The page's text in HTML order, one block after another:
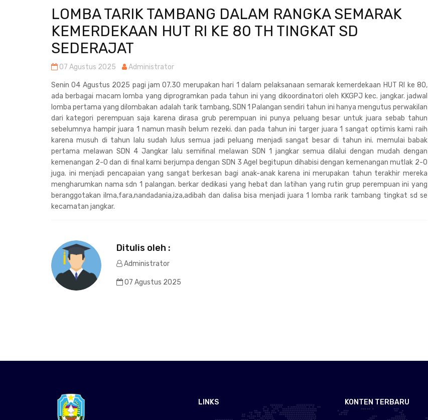
LOMBA TARIK TAMBANG DALAM RANGKA SEMARAK
KEMERDEKAAN HUT RI KE 80 TH TINGKAT SD
SEDERAJAT
07 Agustus 2025 Administrator
Senin 04 Agustus 2025 pagi jam 07.30 merupakan hari 1 dalam pelaksanaan semarak kemerdekaan HUT RI ke 80,
ada berbagai macam lomba yang diprogramkan pada tahun ini yang dikoordinatori oleh KKGPJ kec. jangkar. jadwal
lomba pertama yang dilombakan adalah tarik tambang, SDN 1 Palangan sendiri tahun ini hanya mengutus perwakilan
dari kategori perempuan saja karena dirasa grub perempuan ini punya peluang besar untuk juara sebab tahun
sebelumnya hampir juara 1 namun masih belum rezeki. dan pada tahun ini targer juara 1 sangat optimis kami raih
karena musuh di tahun lalu sudah lulus semua jadi peluang menjadi sangat besar di tahun ini. memulai babak
pertama melawan SDN 4 Jangkar lalu semifinal melawan SDN 1 jangkar semua dilalui dengan mudah dengan
kemenangan 2-0 dan di final kami berjumpa dengan SDN 3 Agel begitupun dihabisi dengan kemenangan mutlak 2-0
juga. ini menjadi pencapaian yang sangat berkesan bagi anak-anak karena ini merupakan tahun terakhir mereka
mengharumkan nama sdn 1 palangan. berkar dedikasi yang hebat dan latihan yang rutin grup perempuan ini yang
beranggotakan ilma,fara,nandadania,iza,adibah dan dalisa bisa menjadi juara 1 lomba rarik tambang tingkat sd se
kecamatan jangkar.
Ditulis oleh :
Administrator
07 Agustus 2025
LINKS KONTEN TERBARU